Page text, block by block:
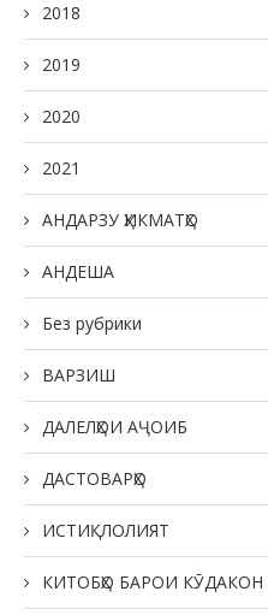
2018
2019
2020
2021
АНДАРЗУ ҲИКМАТҲО
АНДЕША
Без рубрики
ВАРЗИШ
ДАЛЕЛҲОИ АҶОИБ
ДАСТОВАРҲО
ИСТИҚЛОЛИЯТ
КИТОБҲО БАРОИ КӮДАКОН